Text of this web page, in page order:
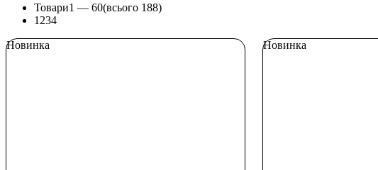
Товари1 — 60(всього 188)
1 234
Новинка Новинка